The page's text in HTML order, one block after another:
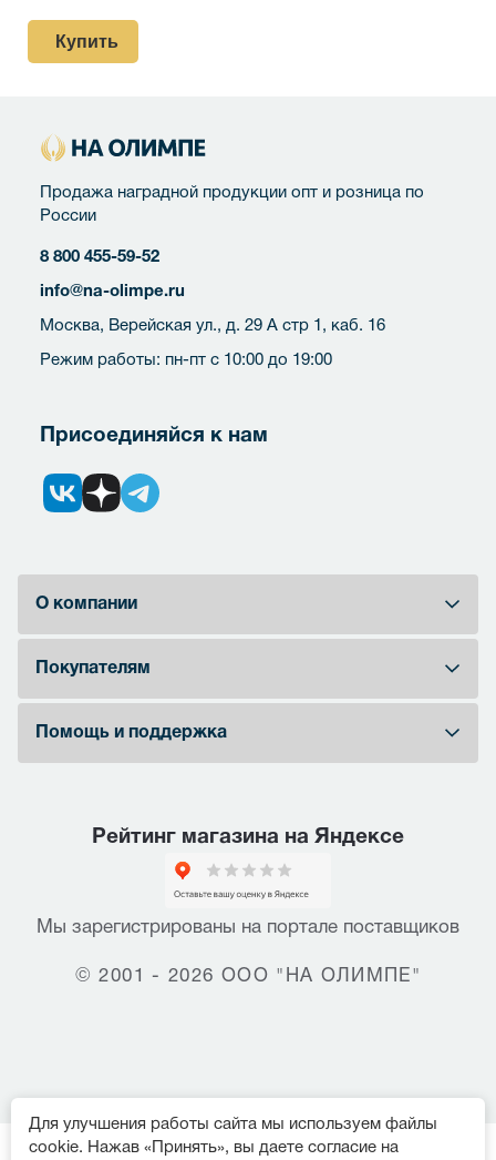
Купить
Продажа наградной продукции опт и розница по
России
8 800 455-59-52
info@na-olimpe.ru
Москва, Верейская ул., д. 29 А стр 1, каб. 16
Режим работы: пн-пт с 10:00 до 19:00
Присоединяйся к нам
О компании
Покупателям
Помощь и поддержка
Рейтинг магазина на Яндексе
Мы зарегистрированы на портале поставщиков
© 2001 - 2026 ООО "НА ОЛИМПЕ"
Для улучшения работы сайта мы используем файлы
cookie. Нажав «Принять», вы даете согласие на